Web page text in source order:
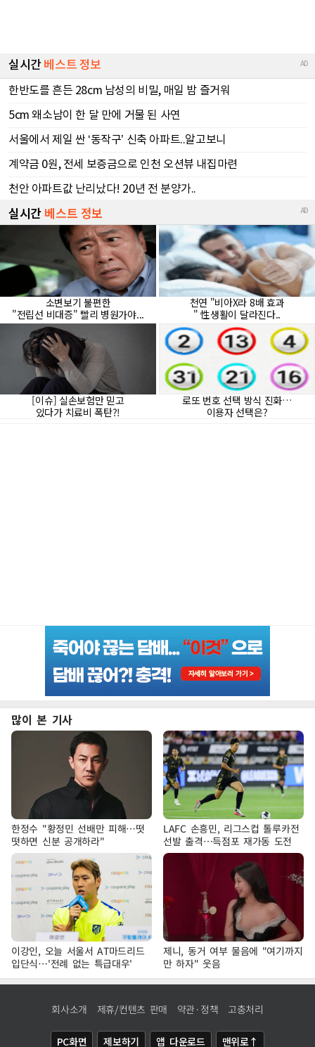
많이 본 기사
한정수 "황정민 선배만 피해…떳
떳하면 신분 공개하라"
LAFC 손흥민, 리그스컵 톨루카전
선발 출격…득점포 재가동 도전
이강인, 오늘 서울서 AT마드리드
입단식…'전례 없는 특급대우'
제니, 동거 여부 물음에 "여기까지
만 하자" 웃음
회사소개 제휴/컨텐츠 판매 약관·정책 고충처리
PC화면 제보하기 앱 다운로드 맨위로↑